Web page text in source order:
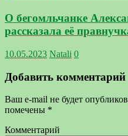
О бегомльчанке
рассказала её
10.05.2023 Natali 0
Добавить комментарий
Ваш e-mail не будет
помечены *
Комментарий